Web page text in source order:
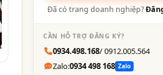
Đã có trang doanh nghiệp?
CẦN HỖ TRỢ ĐĂNG KÝ?
0934.498.168/ 0912.005.564
Zalo:0934 498 168 Zalo